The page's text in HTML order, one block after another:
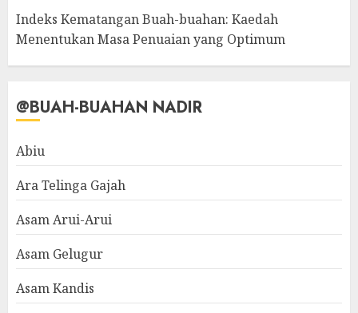
Indeks Kematangan Buah-buahan: Kaedah
Menentukan Masa Penuaian yang Optimum
@BUAH-BUAHAN NADIR
Abiu
Ara Telinga Gajah
Asam Arui-Arui
Asam Gelugur
Asam Kandis